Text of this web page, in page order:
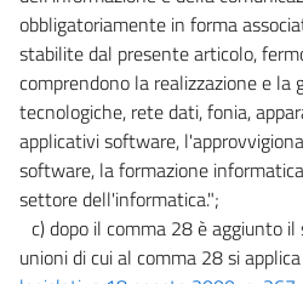
Tabella
obbligatoriamente in forma
stabilite dal presente articolo,
comprendono la realizzazione e
tecnologiche, rete dati, fonia,
applicativi software,
software, la formazione
settore dell'informatica.";
c) dopo il comma 28 è aggiunto
unioni di cui al comma 28 si